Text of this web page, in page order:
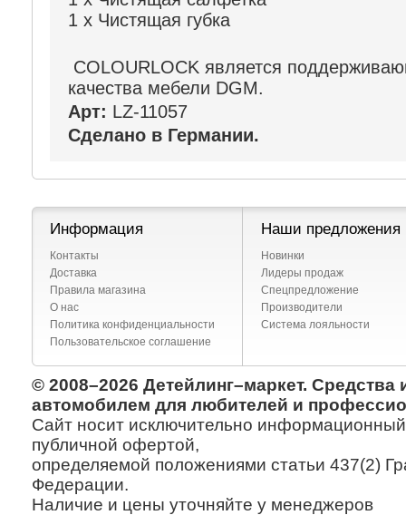
1 x Чистящая губка
COLOURLOCK является
качества мебели DGM.
Арт: LZ-11057
Сделано в Германии.
Информация
Контакты
Доставка
Правила магазина
О нас
Политика конфиденциальности
Пользовательское соглашение
Наши предложения
Новинки
Лидеры продаж
Спецпредложение
Производители
Система лояльности
© 2008–2026 Детейлинг–маркет. Средства
автомобилем для любителей и
Сайт носит исключительно информационный
публичной офертой,
определяемой положениями статьи 437(2)
Федерации.
Наличие и цены уточняйте у менеджеров